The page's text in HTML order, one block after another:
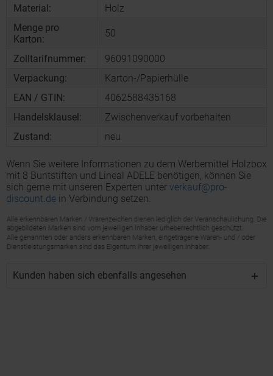
Material:
Holz
Menge pro
Karton:
50
Zolltarifnummer:
96091090000
Verpackung:
Karton-/Papierhülle
EAN / GTIN:
4062588435168
Handelsklausel:
Zwischenverkauf vorbehalten
Zustand:
neu
Wenn Sie weitere Informationen zu dem Werbemittel Holzbox
mit 8 Buntstiften und Lineal ADELE benötigen, können Sie
sich gerne mit unseren Experten unter verkauf@pro-
discount.de in Verbindung setzen.
Kunden haben sich ebenfalls angesehen